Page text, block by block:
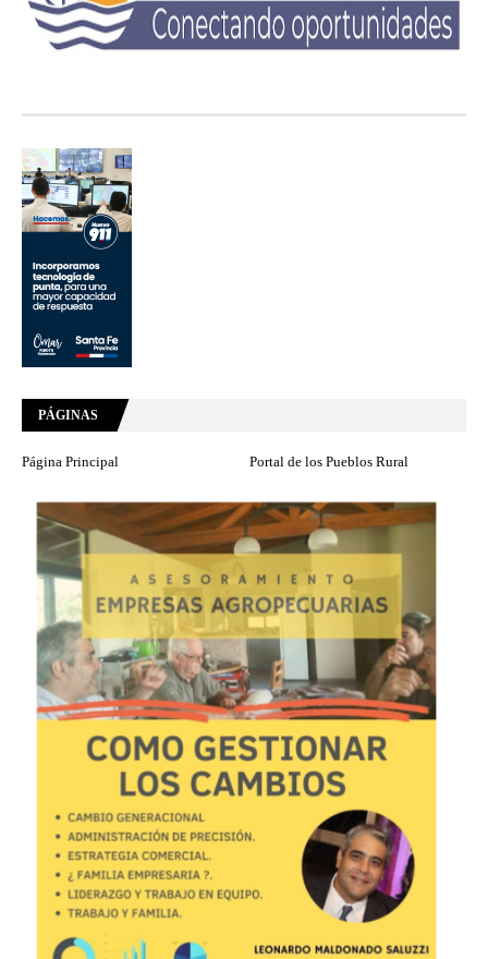
PÁGINAS
Página Principal Portal de los Pueblos Rural